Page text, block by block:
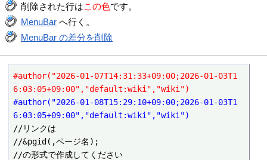
削除された行はこの色です。
MenuBar へ行く。
MenuBar の差分を削除
#author("2026-01-07T14:31:33+09:00;2026-01-03T1
6:03:05+09:00","default:wiki","wiki")
#author("2026-01-08T15:29:10+09:00;2026-01-03T1
6:03:05+09:00","default:wiki","wiki")
//リンクは
//&pgid(,ページ名);
//の形式で作成してください